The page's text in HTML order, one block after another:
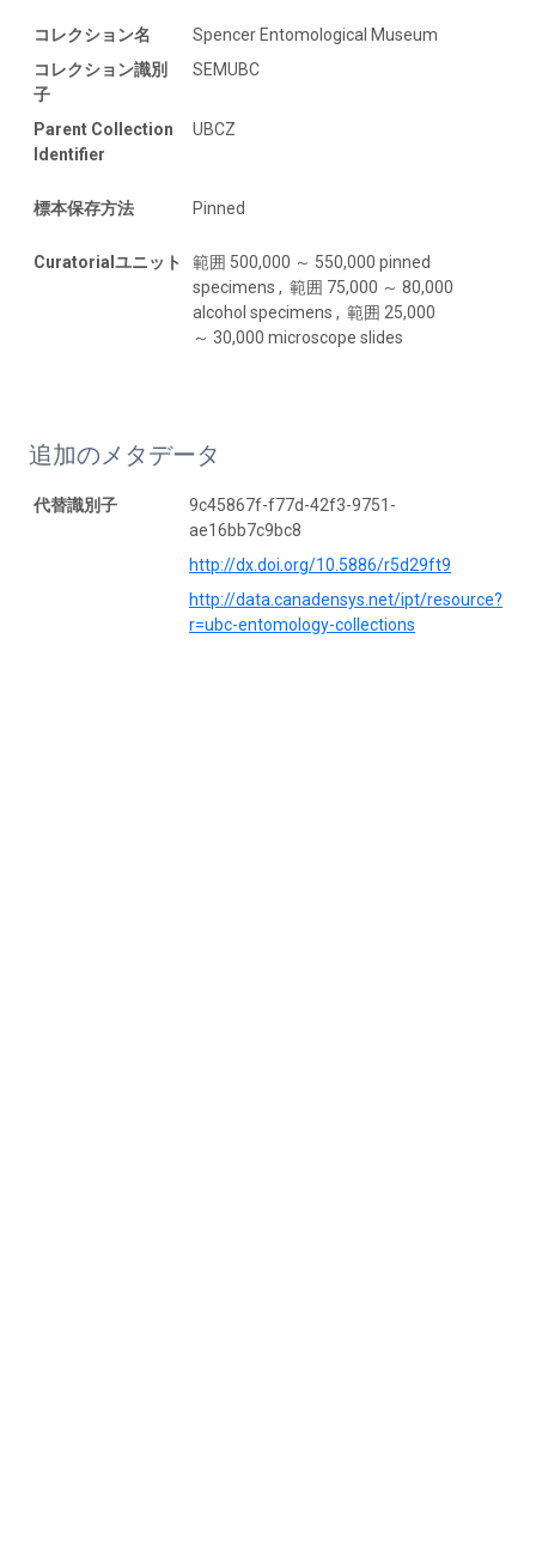
コレクション名
Spencer Entomological Museum
コレクション識別
子
SEMUBC
Parent Collection
Identifier
UBCZ
標本保存方法 Pinned
Curatorialユニット
範囲 500,000 ～ 550,000 pinned
specimens , 範囲 75,000 ～ 80,000
alcohol specimens , 範囲 25,000
～ 30,000 microscope slides
追加のメタデータ
代替識別子
9c45867f-f77d-42f3-9751-
ae16bb7c9bc8
http://dx.doi.org/10.5886/r5d29ft9
http://data.canadensys.net/ipt/resource?
r=ubc-entomology-collections